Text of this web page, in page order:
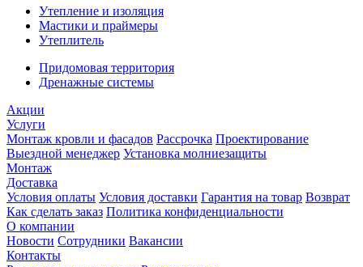
Утепление и изоляция
Мастики и праймеры
Утеплитель
Придомовая территория
Дренажные системы
Акции
Услуги
Монтаж кровли и фасадов Рассрочка Проектирование
Выездной менеджер Установка молниезащиты
Монтаж
Доставка
Условия оплаты Условия доставки Гарантия на товар Возврат
Как сделать заказ Политика конфиденциальности
О компании
Новости Сотрудники Вакансии
Контакты